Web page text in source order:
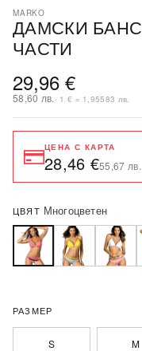
MARKO
ДАМСКИ
ЧАСТИ
29,96 €
58,60 лв. · 1 € = 1,95583 лв.
ЦЕНА С КАРТА
28,46 €55,67 лв.
ЦВЯТ Многоцветен
РАЗМЕР
S M